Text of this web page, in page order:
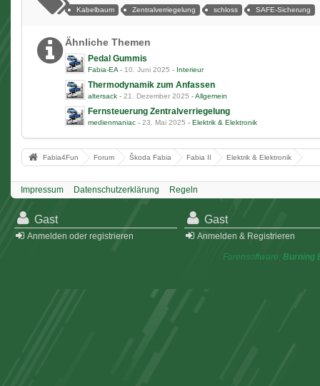
Kabelbaum Zentralverriegelung schloss SAFE-Sicherung
Ähnliche Themen
Pedal Gummis
Fabia-EA - 10. Juni 2025 - Interieur
Thermodynamik zum Anfassen
altersack - 21. Dezember 2025 -Allgemein
Fernsteuerung Zentralverriegelung
medienmaniac - 23. Mai 2025 - Elektrik & Elektronik
Fabia4Fun Forum Škoda Fabia Fabia II Elektrik & Elektronik
Impressum Datenschutzerklärung Regeln
Gast
Anmelden oder registrieren
Gast
Anmelden & Registrieren
Forensoftware: Burning